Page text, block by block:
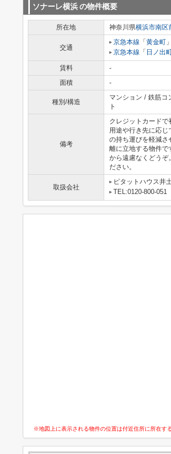
ソナーレ横浜の物件概要
所在地 神奈川県横浜市南区
交通
京急本線 「 黄金町
京急本線 「 日ノ出
賃料 -
面積
-
種別/構造
マンション / 鉄筋コ
ト
備考
クレジットカードで
用途や行き先に応じ
の持ち運びを軽減さ
離に立地する物件
から遠慮なくどうぞ
ださい。
取扱会社
ピタットハウス井
TEL:0120-800-051
※地図上に表示される物件の位置は付近住所に所在す